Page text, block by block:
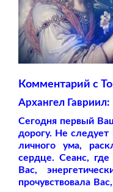
Комментарий с
Архангел Гавриил:
Сегодня первый
дорогу. Не следует
личного ума,
сердце. Сеанс,
Вас,
прочувствовала